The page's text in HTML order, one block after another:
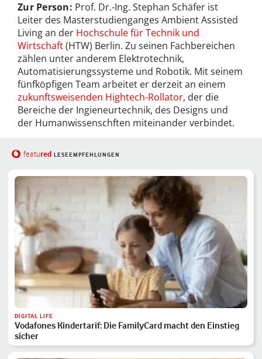
Zur Person: Prof. Dr.-Ing. Stephan Schäfer ist
Leiter des Masterstudienganges Ambient Assisted
Living an der Hochschule für Technik und
Wirtschaft(HTW) Berlin. Zu seinen Fachbereichen
zählen unter anderem Elektrotechnik,
Automatisierungssysteme und Robotik. Mit seinem
fünfköpfigen Team arbeitet er derzeit an einem
zukunftsweisenden Hightech-Rollator, der die
Bereiche der Ingieneurtechnik, des Designs und
der Humanwissenschften miteinander verbindet.
featured LESEEMPFEHLUNGEN
DIGITAL LIFE
Vodafones Kindertarif: Die FamilyCard macht den Einstieg
sicher